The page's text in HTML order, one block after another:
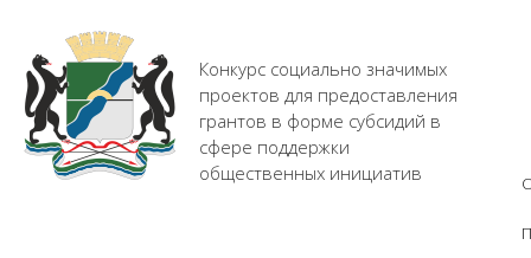
Конкурс социально значимых
проектов для предоставления
грантов в форме субсидий в
сфере поддержки
общественных инициатив